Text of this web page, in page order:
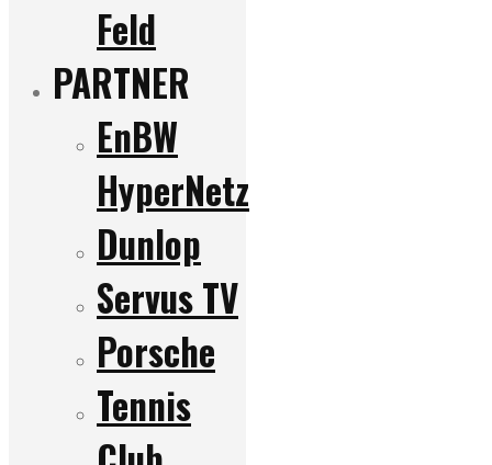
Feld
PARTNER
EnBW
HyperNetz
Dunlop
Servus TV
Porsche
Tennis